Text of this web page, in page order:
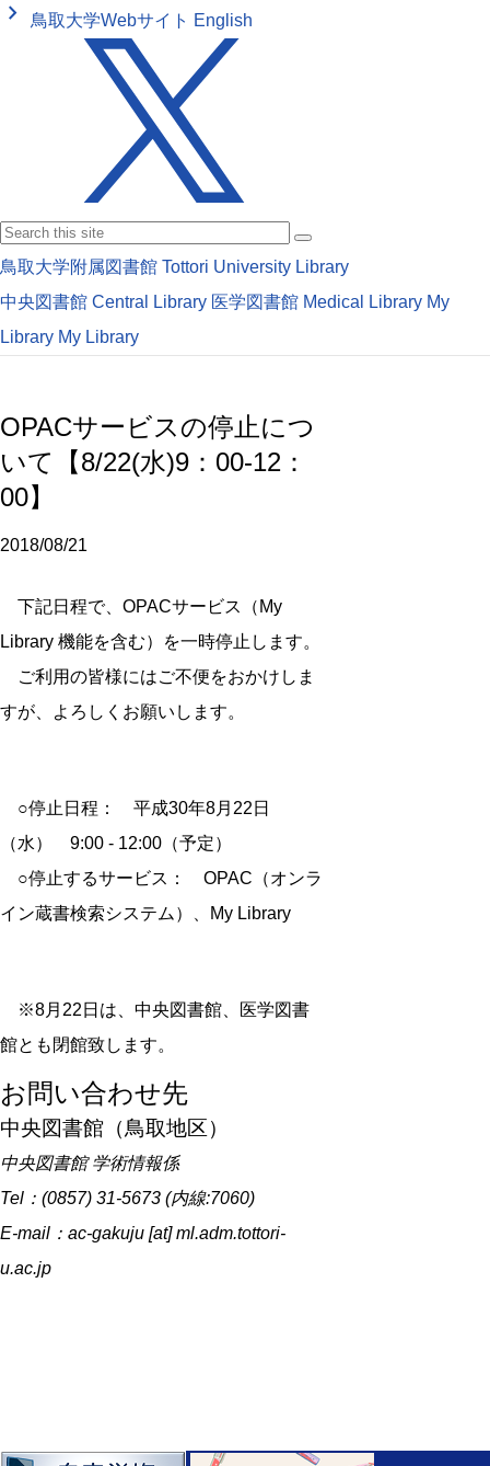
keyboard_arrow_right 鳥取大学Webサイト English
鳥取大学附属図書館 Tottori University Library
中央図書館 Central Library 医学図書館 Medical Library My
Library My Library
OPACサービスの停止につ
いて【8/22(水)9：00-12：
00】
2018/08/21
下記日程で、OPACサービス（My
Library 機能を含む）を一時停止します。
ご利用の皆様にはご不便をおかけしま
すが、よろしくお願いします。
○停止日程： 平成30年8月22日
（水） 9:00 - 12:00（予定）
○停止するサービス： OPAC（オンラ
イン蔵書検索システム）、My Library
※8月22日は、中央図書館、医学図書
館とも閉館致します。
お問い合わせ先
中央図書館（鳥取地区）
中央図書館 学術情報係
Tel：(0857) 31-5673 (内線:7060)
E-mail：ac-gakuju [at] ml.adm.tottori-
u.ac.jp